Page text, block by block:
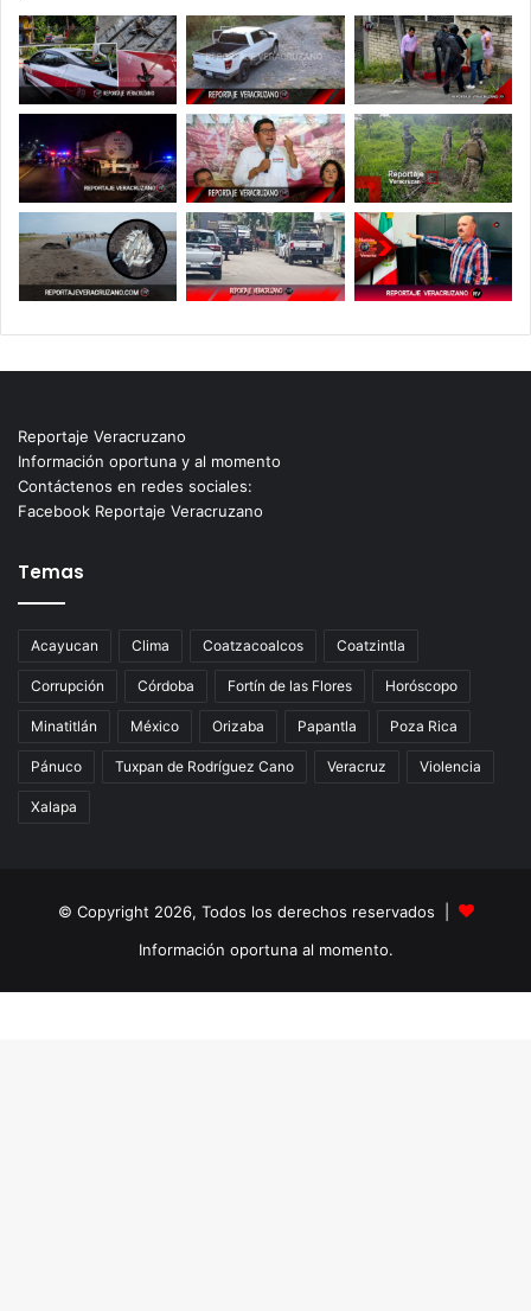
Reportaje Veracruzano
Información oportuna y al momento
Contáctenos en redes sociales:
Facebook Reportaje Veracruzano
Temas
Acayucan Clima Coatzacoalcos Coatzintla
Corrupción Córdoba Fortín de las Flores Horóscopo
Minatitlán México Orizaba Papantla Poza Rica
Pánuco Tuxpan de Rodríguez Cano Veracruz Violencia
Xalapa
© Copyright 2026, Todos los derechos reservados |
Información oportuna al momento.